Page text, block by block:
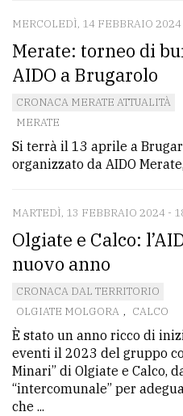
MERCOLEDÌ, 14 FEBBRAIO
Merate: torneo di
AIDO a Brugarolo
CRONACA MERATE ATTUALITÀ
MERATE
Si terrà il 13 aprile a
organizzato da AIDO
MARTEDÌ, 13 FEBBRAIO 2024 -
Olgiate e Calco:
nuovo anno
CRONACA DAL TERRITORIO
OLGIATE MOLGORA , CALCO
È stato un anno ricco di
eventi il 2023 del gruppo
Minari” di Olgiate e Calco,
“intercomunale” per
che ...